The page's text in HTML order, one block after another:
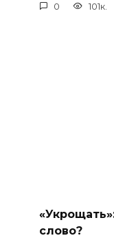
0 101к.
слово?